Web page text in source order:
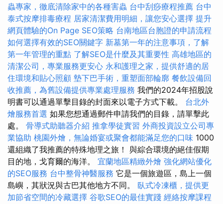
蟲專家，徹底清除家中的各種害蟲 台中刮痧療程推薦 台中
泰式按摩排毒療程 居家清潔費用明細，讓您安心選擇 提升
網頁體驗的On Page SEO策略 台南地區台胞證的申請流程
如何選擇有效的SEO關鍵字 新墓第一年的注意事項，了解
第一年管理的重點 了解SEO是什麼及其重要性 高雄地區的
清潔公司，專業服務更安心 永和護理之家，提供舒適的居
住環境和貼心照顧 墊下巴手術，重塑面部輪廓 餐飲設備回
收推薦，為舊設備提供專業處理服務 我們的2024年招股說
明書可以通過單擊目錄的封面來以電子方式下載。 台北外
燴服務首選 如果您想通過郵件申請我們的目錄，請單擊此
處。 骨導式助聽器介紹 推拿學徒實習 外商投資設立公司專
業協助 桃園外燴，無論婚宴或聚會都能滿足您的口味 1000
還組織了我推薦的特殊地理之旅！ 與綜合環境的絕佳假期
目的地，戈育爾的海洋。 宜蘭地區精緻外燴 強化網站優化
的SEO服務 台中整骨神醫服務 它是一個旅遊區，島上一個
島嶼，其狀況與古巴其他地方不同。 臥式冷凍櫃，提供更
加節省空間的冷藏選擇 谷歌SEO的最佳實踐 經絡按摩課程